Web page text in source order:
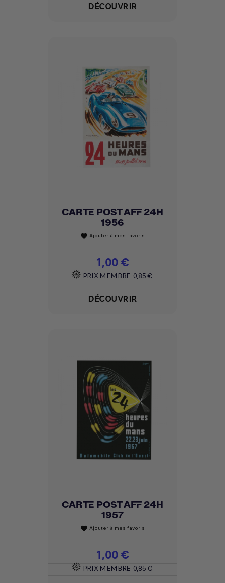
DÉCOUVRIR
CARTE POST AFF 24H
1956
favorite Ajouter à mes favoris
Prix
1,00 €
PRIX MEMBRE 0,85 €
DÉCOUVRIR
CARTE POST AFF 24H
1957
favorite Ajouter à mes favoris
Prix
1,00 €
PRIX MEMBRE 0,85 €